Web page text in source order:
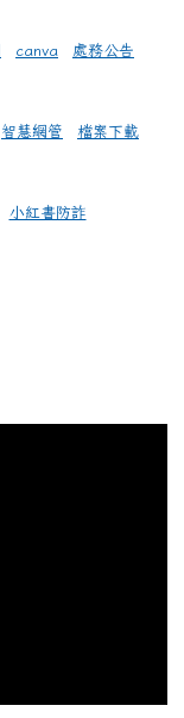
canva 處務公告
智慧網管 檔案下載
小紅書防詐